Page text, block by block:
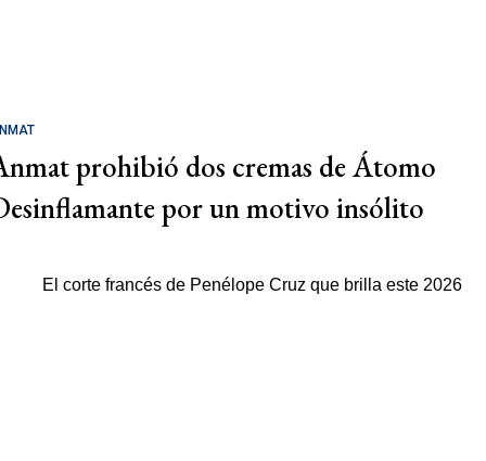
prohibió dos cremas de Átomo
por un motivo insólito